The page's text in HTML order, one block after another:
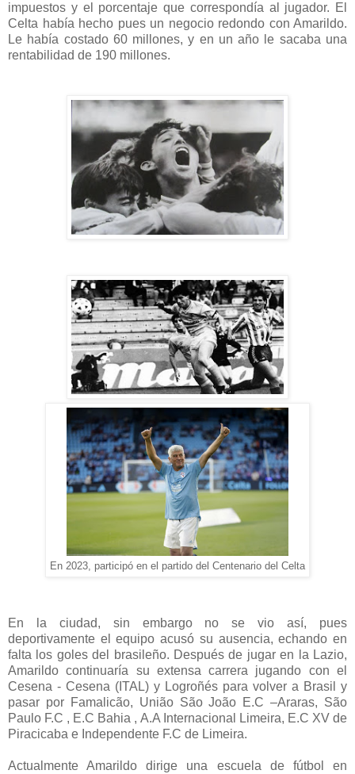
impuestos y el porcentaje que correspondía al jugador. El
Celta había hecho pues un negocio redondo con Amarildo.
Le había costado 60 millones, y en un año le sacaba una
rentabilidad de 190 millones.
En 2023, participó en el partido del Centenario del Celta
En la ciudad, sin embargo no se vio así, pues
deportivamente el equipo acusó su ausencia, echando en
falta los goles del brasileño. Después de jugar en la Lazio,
Amarildo continuaría su extensa carrera jugando con el
Cesena - Cesena (ITAL) y Logroñés para volver a Brasil y
pasar por Famalicão, União São João E.C –Araras, São
Paulo F.C , E.C Bahia , A.A Internacional Limeira, E.C XV de
Piracicaba e Independente F.C de Limeira.
Actualmente Amarildo dirige una escuela de fútbol en